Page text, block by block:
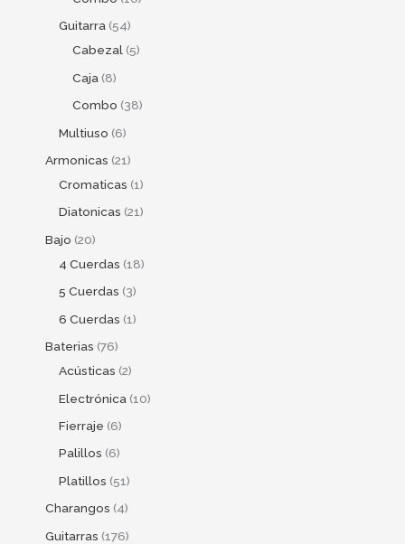
Guitarra 54
Cabezal 5
Caja 8
Combo 38
Multiuso 6
Armonicas 21
Cromaticas 1
Diatonicas 21
Bajo 20
4 Cuerdas 18
5 Cuerdas 3
6 Cuerdas 1
Baterias 76
Acústicas 2
Electrónica 10
Fierraje 6
Palillos 6
Platillos 51
Charangos 4
Guitarras 176